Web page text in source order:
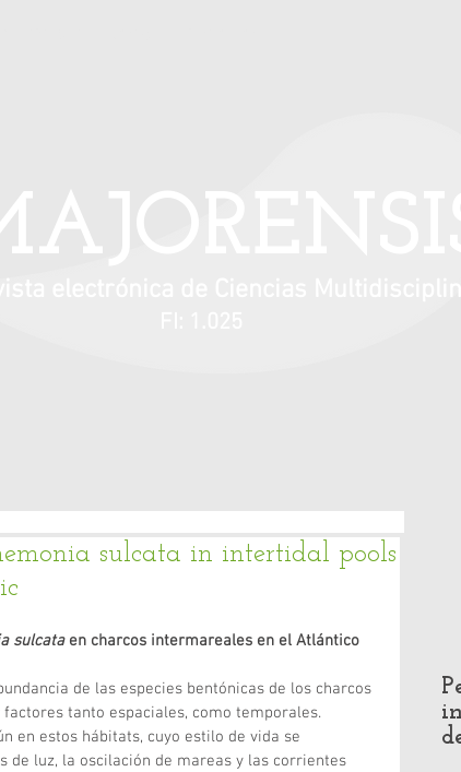
electrónica de Ciencias
sulcata in intertidal pools
sulcata en charcos intermareales en el Atlántico
de las especies bentónicas de los charcos
tanto espaciales, como temporales.
en estos hábitats, cuyo estilo de vida se
de luz, la oscilación de mareas y las corrientes